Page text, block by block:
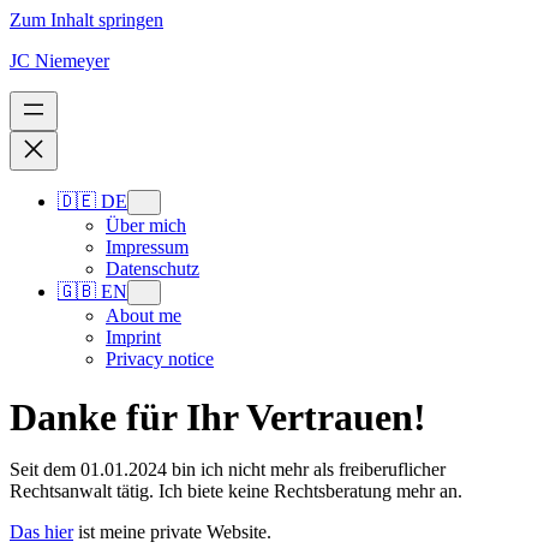
Zum Inhalt springen
JC Niemeyer
🇩🇪 DE
Über mich
Impressum
Datenschutz
🇬🇧 EN
About me
Imprint
Privacy notice
Danke für Ihr Vertrauen!
Seit dem 01.01.2024 bin ich nicht mehr als freiberuflicher
Rechtsanwalt tätig. Ich biete keine Rechtsberatung mehr an.
Das hierist meine private Website.